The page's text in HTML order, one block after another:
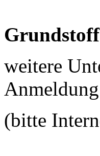
weitere
Anmeldung
(bitte